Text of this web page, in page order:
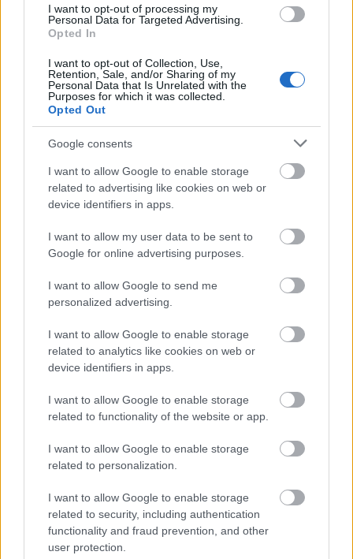
I want to opt-out of processing my
Personal Data for Targeted Advertising.
Opted In
I want to opt-out of Collection, Use,
Retention, Sale, and/or Sharing of my
Personal Data that Is Unrelated with the
Purposes for which it was collected.
Opted Out
Google consents
I want to allow Google to enable storage
related to advertising like cookies on web or
device identifiers in apps.
I want to allow my user data to be sent to
Google for online advertising purposes.
I want to allow Google to send me
personalized advertising.
I want to allow Google to enable storage
related to analytics like cookies on web or
device identifiers in apps.
I want to allow Google to enable storage
related to functionality of the website or app.
I want to allow Google to enable storage
related to personalization.
I want to allow Google to enable storage
related to security, including authentication
functionality and fraud prevention, and other
user protection.
egyszer megyek majd
Küldj képet
Mamáról és meg a
____________
___________ kemény
csomagot ____ küld ___
csak pénzt 5 ezer Ft-ot
Majd Megyek
letelik egyszer
Mindig gondolok rátok☹
Automatikus bebörtönzés
Civil jogvédő szervezetek, a Magyar Helsinki
Bizottság, a TASZ és az Utcajogász azért működtetik
közösena Szabálysértési Munkacsoportot
javítson, a hazai szabálysértési rendszeren, ami